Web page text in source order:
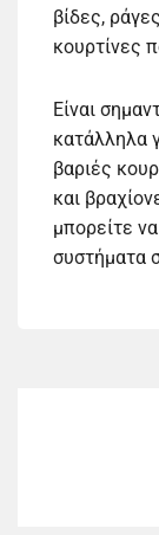
βίδες,
κουρτίνες
Είναι
κατάλληλα
βαριές
και
μπορείτε
συστήματα